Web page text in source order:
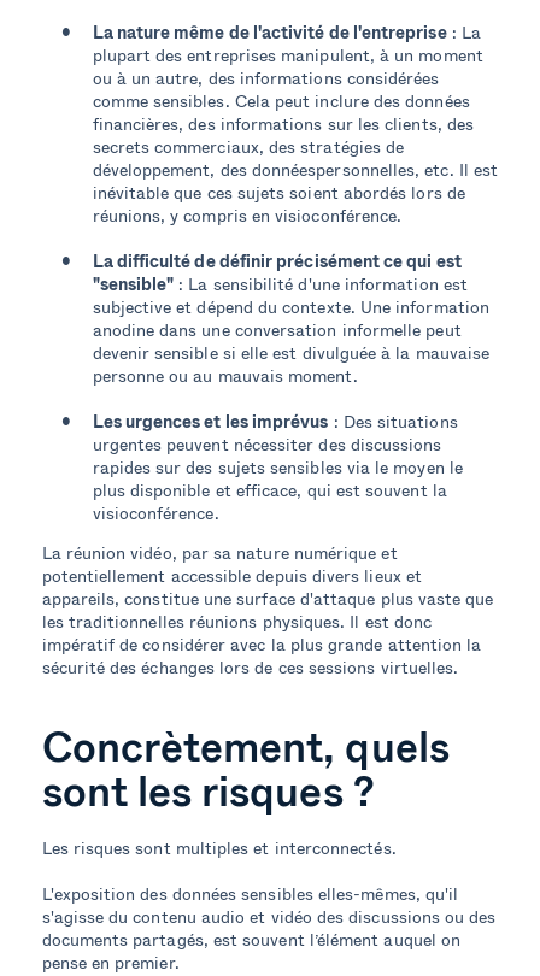
La nature même de l'activité de l'entreprise: La
plupart des entreprises manipulent, à un moment
ou à un autre, des informations considérées
comme sensibles. Cela peut inclure des données
financières, des informations sur les clients, des
secrets commerciaux, des stratégies de
développement, des donnéespersonnelles, etc. Il est
inévitable que ces sujets soient abordés lors de
réunions, y compris en visioconférence.
La difficulté de définir précisément ce qui est
"sensible" : La sensibilité d'une information est
subjective et dépend du contexte. Une information
anodine dans une conversation informelle peut
devenir sensible si elle est divulguée à la mauvaise
personne ou au mauvais moment.
Les urgences et les imprévus : Des situations
urgentes peuvent nécessiter des discussions
rapides sur des sujets sensibles via le moyen le
plus disponible et efficace, qui est souvent la
visioconférence.
La réunion vidéo, par sa nature numérique et
potentiellement accessible depuis divers lieux et
appareils, constitue une surface d'attaque plus vaste que
les traditionnelles réunions physiques. Il est donc
impératif de considérer avec la plus grande attention la
sécurité des échanges lors de ces sessions virtuelles.
Concrètement, quels
sont les risques ?
Les risques sont multiples et interconnectés.
L'exposition des données sensibles elles-mêmes, qu'il
s'agisse du contenu audio et vidéo des discussions ou des
documents partagés, est souvent l’élément auquel on
pense en premier.